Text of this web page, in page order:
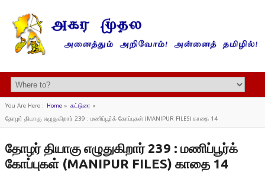
You Are Here : Home» கட்டுரை »
தோழர் தியாகு எழுதுகிறார் 239 : மணிப்பூர்க் கோப்புகள் (MANIPUR FILES) காதை 14
தோழர் தியாகு எழுதுகிறார் 239 : மணிப்பூர்க்
கோப்புகள் (MANIPUR FILES) காதை 14